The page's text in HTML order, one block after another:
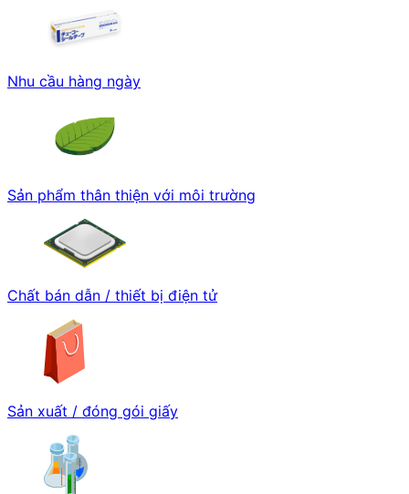
Nhu cầu hàng ngày
Sản phẩm thân thiện với môi trường
Chất bán dẫn / thiết bị điện tử
Sản xuất / đóng gói giấy